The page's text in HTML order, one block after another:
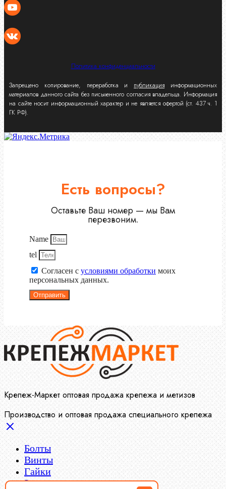
Политика конфиденциальности
Запрещено копирование, переработка и публикация информационных
материалов данного сайта без письменного согласия владельца. Информация
на сайте носит информационный характер и не является офертой (ст. 437 ч. 1
ГК РФ).
Есть вопросы?
Оставьте Ваш номер — мы Вам
перезвоним.
Name
tel
Согласен с условиями обработки моих
персональных данных.
Отправить
Крепеж-Маркет оптовая продажа крепежа и метизов
Производство и оптовая продажа специального крепежа
Болты
Винты
Гайки
Заклепки